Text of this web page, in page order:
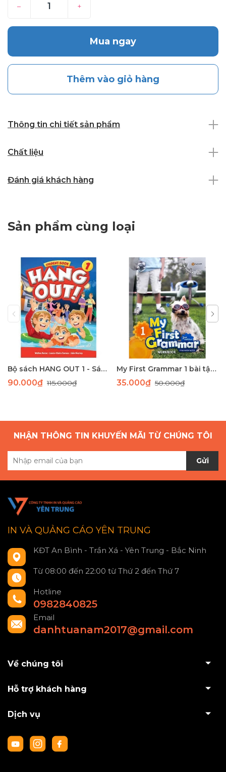
– +
Mua ngay
Thêm vào giỏ hàng
Thông tin chi tiết sản phẩm
Chất liệu
Đánh giá khách hàng
Sản phẩm cùng loại
Bộ sách HANG OUT 1 - Sách học tiếng Anh giao tiếp dành cho học sinh tiểu học
90.000₫115.000₫
My First Grammar 1 bài tập 2nd Edition
35.000₫ 50.000₫
NHẬN THÔNG TIN KHUYẾN MÃI TỪ CHÚNG TÔI
Gửi
IN VÀ QUẢNG CÁO YÊN TRUNG
KĐT An Bình - Trần Xá - Yên Trung - Bắc Ninh
Từ 08:00 đến 22:00 từ Thứ 2 đến Thứ 7
Hotline
0982840825
Email
danhtuanam2017@gmail.com
Về chúng tôi
Hỗ trợ khách hàng
Dịch vụ